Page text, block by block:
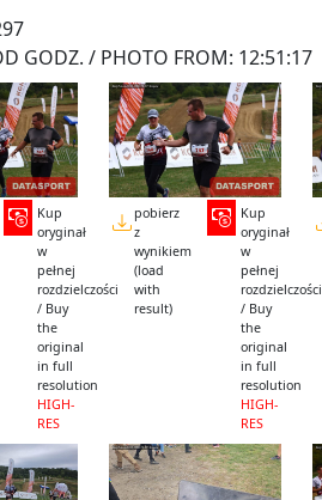
GODZ. / PHOTO FROM: 12:51:17
Kup
oryginał
w
pełnej
rozdzielczości
/ Buy
the
original
in full
resolution
HIGH-
RES
pobierz
z
wynikiem
(load
with
result)
Kup
oryginał
w
pełnej
rozdzielczości
/ Buy
the
original
in full
resolution
HIGH-
RES